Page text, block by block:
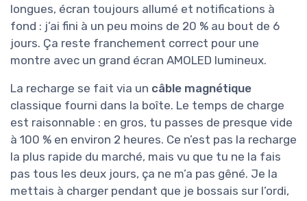
longues, écran toujours allumé et notifications à
fond : j’ai fini à un peu moins de 20 % au bout de 6
jours. Ça reste franchement correct pour une
montre avec un grand écran AMOLED lumineux.
La recharge se fait via un câble magnétique
classique fourni dans la boîte. Le temps de charge
est raisonnable : en gros, tu passes de presque vide
à 100 % en environ 2 heures. Ce n’est pas la recharge
la plus rapide du marché, mais vu que tu ne la fais
pas tous les deux jours, ça ne m’a pas gêné. Je la
mettais à charger pendant que je bossais sur l’ordi,